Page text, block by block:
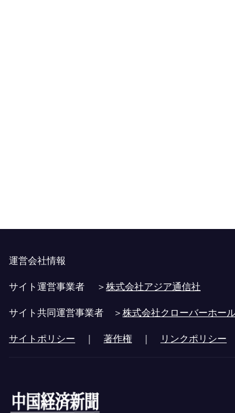
運営会社情報
サイト運営事業者 ＞株式会社アジア通信社
サイト共同運営事業者 ＞株式会社クローバーホー
サイトポリシー ｜ 著作権 ｜ リンクポリシー